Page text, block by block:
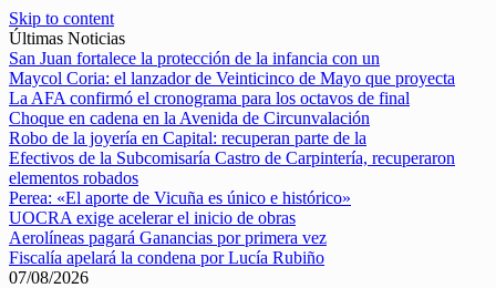
Skip to content
Últimas Noticias
San Juan fortalece la protección de la infancia con un
Maycol Coria: el lanzador de Veinticinco de Mayo que proyecta
La AFA confirmó el cronograma para los octavos de final
Choque en cadena en la Avenida de Circunvalación
Robo de la joyería en Capital: recuperan parte de la
Efectivos de la Subcomisaría Castro de Carpintería, recuperaron
elementos robados
Perea: «El aporte de Vicuña es único e histórico»
UOCRA exige acelerar el inicio de obras
Aerolíneas pagará Ganancias por primera vez
Fiscalía apelará la condena por Lucía Rubiño
07/08/2026